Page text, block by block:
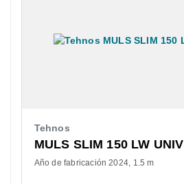
Tehnos
MULS SLIM 150 LW
Año de fabricación 2024 1.5 m